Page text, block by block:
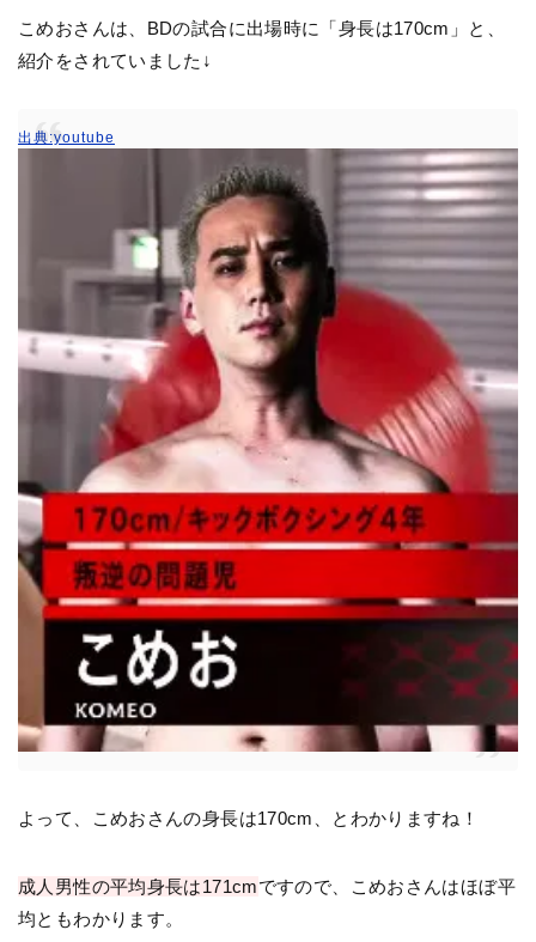
こめおさんは、BDの試合に出場時に「身長は170cm」と、
紹介をされていました↓
出典:youtube
よって、こめおさんの身長は170cm、とわかりますね！
成人男性の平均身長は171cmですので、こめおさんはほぼ平
均ともわかります。